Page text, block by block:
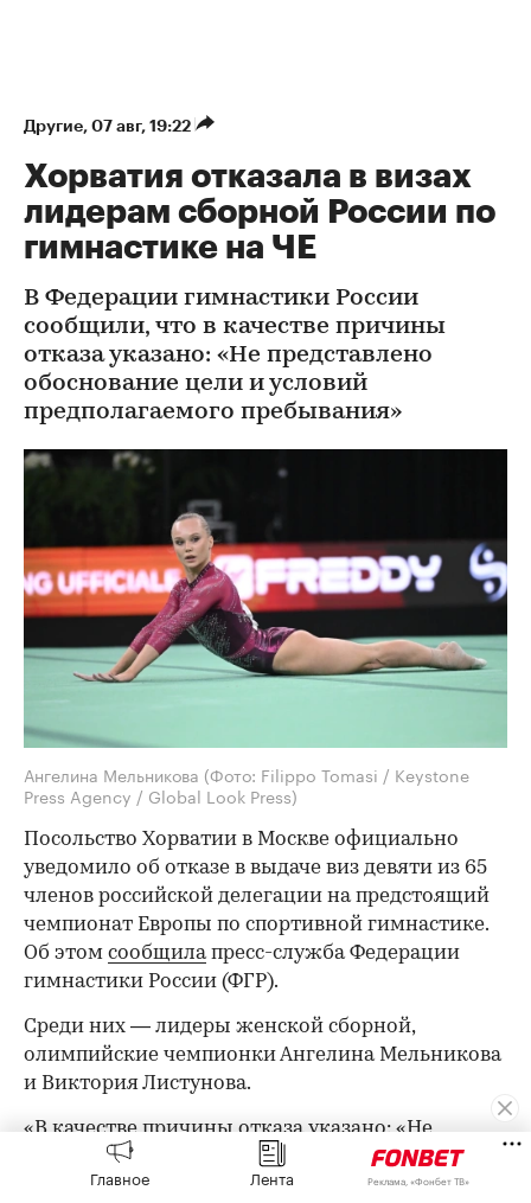
Другие⁠, 07 авг, 19:22
Хорватия отказала в визах
лидерам сборной России по
гимнастике на ЧЕ
В Федерации гимнастики России
сообщили, что в качестве причины
отказа указано: «Не представлено
обоснование цели и условий
предполагаемого пребывания»
Ангелина Мельникова (Фото: Filippo Tomasi / Keystone
Press Agency / Global Look Press)
Посольство Хорватии в Москве официально
уведомило об отказе в выдаче виз девяти из 65
членов российской делегации на предстоящий
чемпионат Европы по спортивной гимнастике.
Об этом сообщилапресс-служба Федерации
гимнастики России (ФГР).
Среди них — лидеры женской сборной,
олимпийские чемпионки Ангелина Мельникова
и Виктория Листунова.
«В качестве причины отказа указано: «Не
представлено обоснование цели и условий
предполагаемого пребывания». При этом
Главное Лента Реклама, «Фонбет ТВ»